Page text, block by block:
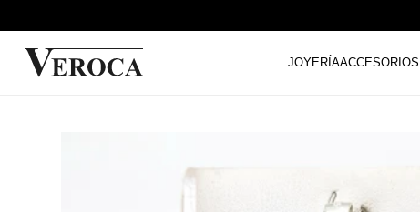
JOYERÍAACCESORIOS